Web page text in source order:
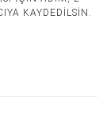
KAYDEDILSIN.